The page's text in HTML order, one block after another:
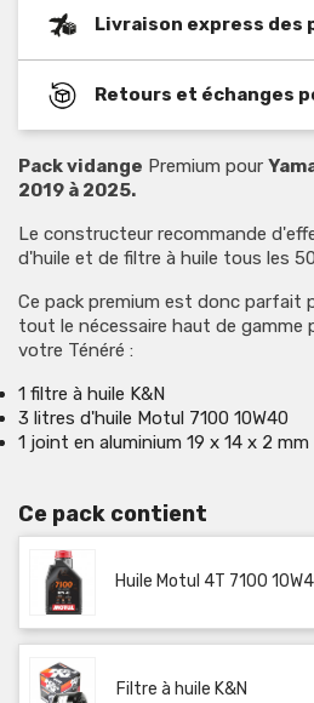
Livraison express des
Retours et échanges
Pack vidange Premium pour
2019 à 2025.
Le constructeur recommande
d'huile et de filtre à huile tous les
Ce pack premium est donc parfait
tout le nécessaire haut de gamme
votre Ténéré :
1 filtre à huile K&N
3 litres d'huile Motul 7100 10W40
1 joint en aluminium 19 x 14 x 2 mm
Ce pack contient
Huile Motul 4T 7100
Filtre à huile K&N